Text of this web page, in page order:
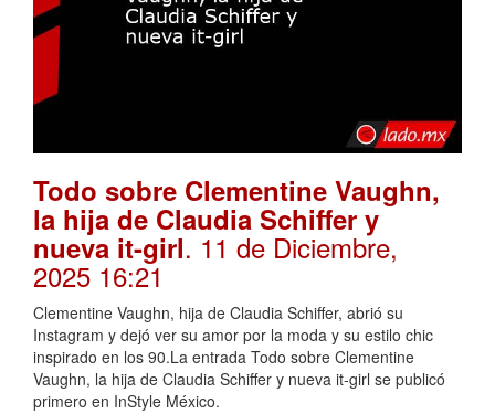
Todo sobre Clementine Vaughn,
la hija de Claudia Schiffer y
nueva it-girl. 11 de Diciembre,
2025 16:21
Clementine Vaughn, hija de Claudia Schiffer, abrió su
Instagram y dejó ver su amor por la moda y su estilo chic
inspirado en los 90.La entrada Todo sobre Clementine
Vaughn, la hija de Claudia Schiffer y nueva it-girl se publicó
primero en InStyle México.